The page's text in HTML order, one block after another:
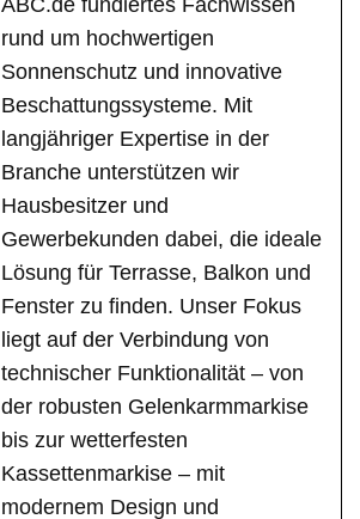
rund um hochwertigen
Sonnenschutz und innovative
Beschattungssysteme. Mit
langjähriger Expertise in der
Branche unterstützen wir
Hausbesitzer und
Gewerbekunden dabei, die ideale
Lösung für Terrasse, Balkon und
Fenster zu finden. Unser Fokus
liegt auf der Verbindung von
technischer Funktionalität – von
der robusten Gelenkarmmarkise
bis zur wetterfesten
Kassettenmarkise – mit
modernem Design und